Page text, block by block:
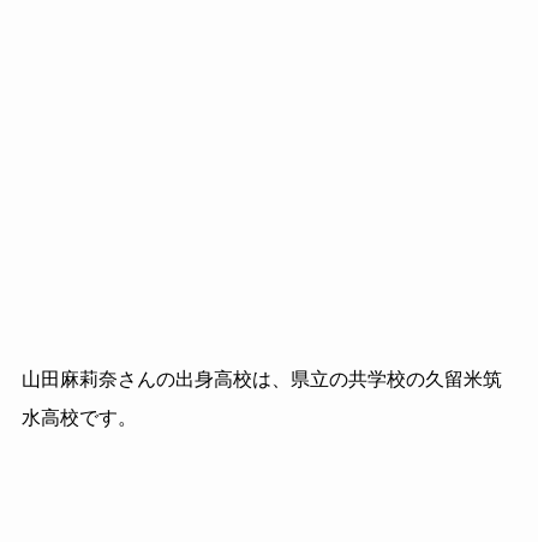
山田麻莉奈さんの出身高校は、県立の共学校の久留米筑
水高校です。